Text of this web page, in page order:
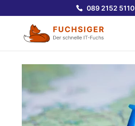
089 2152 5110